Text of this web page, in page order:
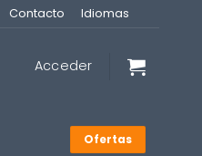
Contacto Idiomas
Acceder
Ofertas